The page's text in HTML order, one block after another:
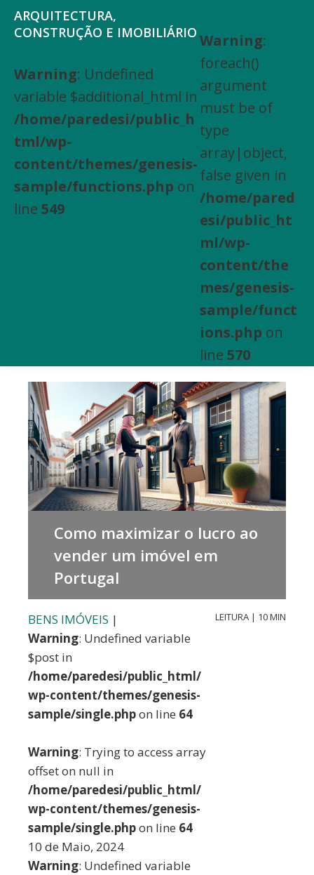
Saltar
para
menu
principal
Skip
content
ARQUITECTURA,
CONSTRUÇÃO E IMOBILIÁRIO
Engenharia
Civil,
Actividades
especializadas
de
construção,
Arrendamento
de
Bens
Imóveis
Warning: Undefined
variable $additional_html in
/home/paredesi/public_h
tml/wp-
content/themes/genesis-
sample/functions.php on
line 549
Warning:
foreach()
argument
must be of
type
array|object,
false given in
/home/pared
esi/public_ht
ml/wp-
content/the
mes/genesis-
sample/funct
ions.php on
line570
Como maximizar o lucro ao
vender um imóvel em
Portugal
BENS IMÓVEIS |
Warning: Undefined variable
$post in
/home/paredesi/public_html/
wp-content/themes/genesis-
sample/single.phpon line 64
Warning: Trying to access array
offset on null in
/home/paredesi/public_html/
wp-content/themes/genesis-
sample/single.phpon line 64
10 de Maio, 2024
Warning: Undefined variable
LEITURA | 10 MIN